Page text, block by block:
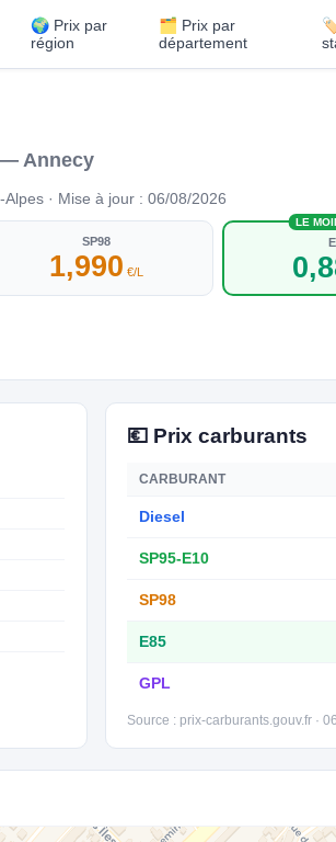
🌍 Prix par
région
🗂️ Prix par
département
🏷️
— Annecy
· Mise à jour : 06/08/2026
SP98
1,990 €/L
LE
💶 Prix carburants
CARBURANT
Diesel
SP95-E10
SP98
E85
GPL
Source : prix-carburants.gouv.fr ·